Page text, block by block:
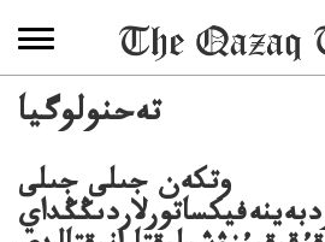
تەحنولوگيا
وتكەن جىلى جىلى